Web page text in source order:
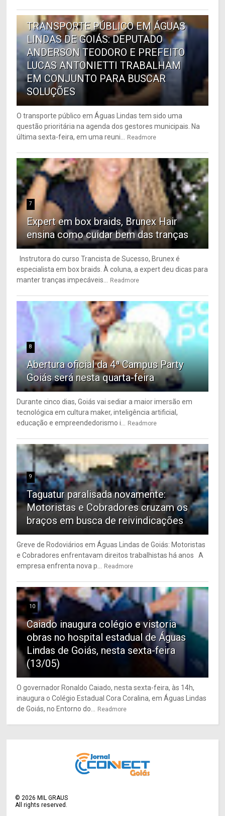
TRANSPORTE PÚBLICO EM ÁGUAS
LINDAS DE GOIÁS: DEPUTADO
ANDERSON TEODORO E PREFEITO
LUCAS ANTONIETTI TRABALHAM
EM CONJUNTO PARA BUSCAR
SOLUÇÕES
O transporte público em Águas Lindas tem sido uma
questão prioritária na agenda dos gestores municipais. Na
última sexta-feira, em uma reuni...
Readmore
7
Expert em box braids, Brunex Hair
ensina como cuidar bem das tranças
Instrutora do curso Trancista de Sucesso, Brunex é
especialista em box braids. À coluna, a expert deu dicas para
manter tranças impecáveis...
Readmore
8
Abertura oficial da 4ª Campus Party
Goiás será nesta quarta-feira
Durante cinco dias, Goiás vai sediar a maior imersão em
tecnológica em cultura maker, inteligência artificial,
educação e empreendedorismo i...
Readmore
9
Taguatur paralisada novamente:
Motoristas e Cobradores cruzam os
braços em busca de reivindicações
Greve de Rodoviários em Águas Lindas de Goiás: Motoristas
e Cobradores enfrentavam direitos trabalhistas há anos A
empresa enfrenta nova p...
Readmore
10
Caiado inaugura colégio e vistoria
obras no hospital estadual de Águas
Lindas de Goiás, nesta sexta-feira
(13/05)
O governador Ronaldo Caiado, nesta sexta-feira, às 14h,
inaugura o Colégio Estadual Cora Coralina, em Águas Lindas
de Goiás, no Entorno do...
Readmore
©2026 MIL GRAUS
All rights reserved.